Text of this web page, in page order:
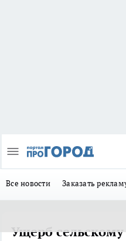
Все новости Заказать
Ущерб сельскому